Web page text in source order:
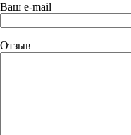
Ваш e-mail
Отзыв